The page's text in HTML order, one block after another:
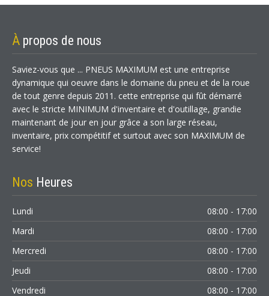
À propos de nous
Saviez-vous que ... PNEUS MAXIMUM est une entreprise
dynamique qui oeuvre dans le domaine du pneu et de la roue
de tout genre depuis 2011. cette entreprise qui fût démarré
avec le stricte MINIMUM d'inventaire et d'outillage, grandie
maintenant de jour en jour grâce a son large réseau,
inventaire, prix compétitif et surtout avec son MAXIMUM de
service!
Nos Heures
Lundi
08:00 - 17:00
Mardi
08:00 - 17:00
Mercredi
08:00 - 17:00
Jeudi
08:00 - 17:00
Vendredi
08:00 - 17:00